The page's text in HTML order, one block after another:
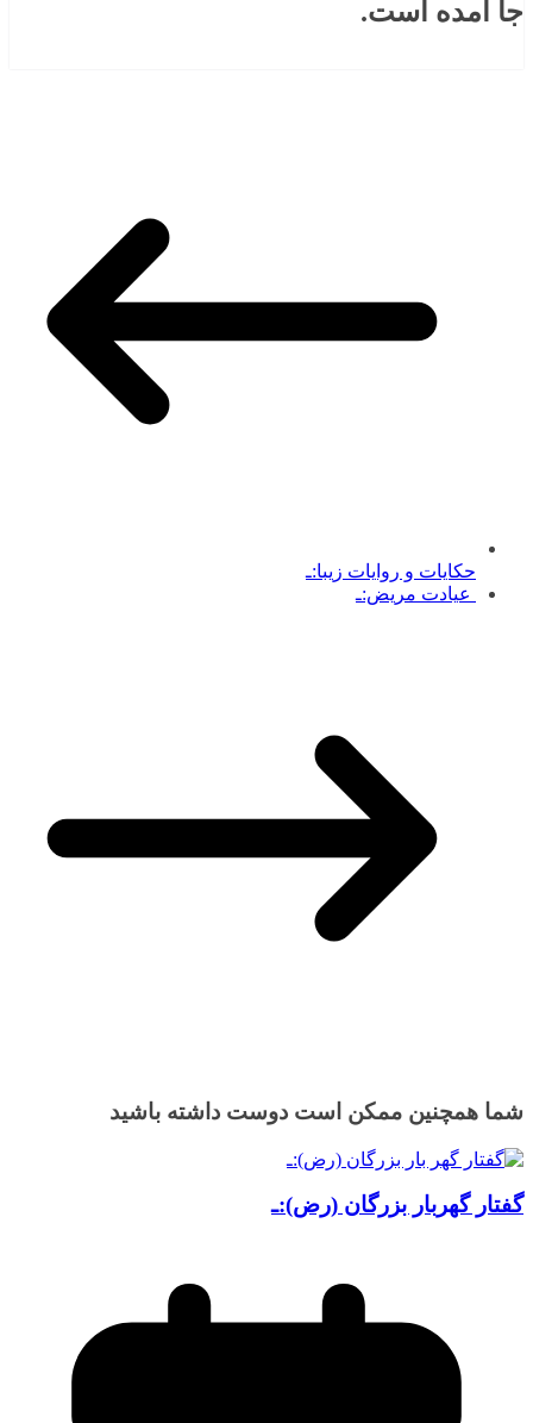
جا آمده است.
حکایات و روایات زیبا:ـ
عیادت مریض:ـ
شما همچنین ممکن است دوست داشته باشید
گفتار گهربار بزرگان (رض):ـ